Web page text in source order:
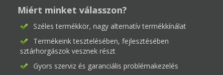
Miért minket válasszon?
Széles termékkör, nagy alternatív termékkínálat
Termékeink tesztelésében, fejlesztésében
sztárhorgászok vesznek részt
Gyors szerviz és garanciális problémakezelés